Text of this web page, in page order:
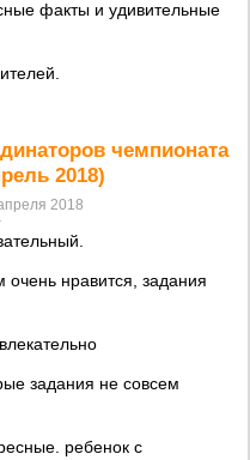
факты и удивительные
чемпионата
2018)
2018
нравится, задания
задания не совсем
ребенок с